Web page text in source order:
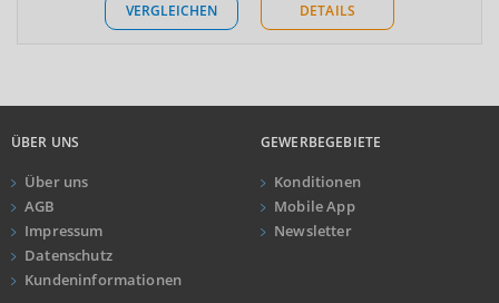
VERGLEICHEN DETAILS
ÜBER UNS
Über uns
AGB
Impressum
Datenschutz
Kundeninformationen
GEWERBEGEBIETE
Konditionen
Mobile App
Newsletter